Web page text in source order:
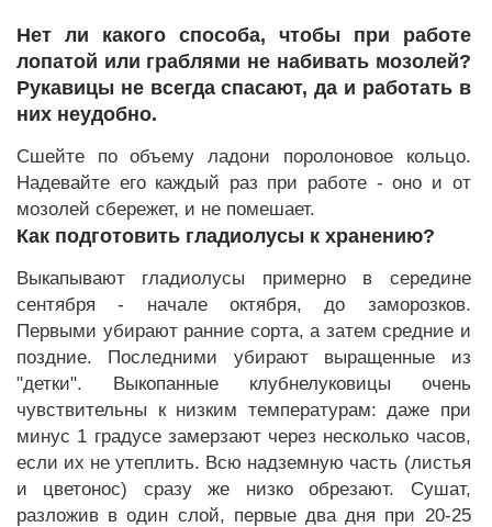
Нет ли какого способа, чтобы при работе
лопатой или граблями не набивать мозолей?
Рукавицы не всегда спасают, да и работать в
них неудобно.
Сшейте по объему ладони поролоновое кольцо.
Надевайте его каждый раз при работе - оно и от
мозолей сбережет, и не помешает.
Как подготовить гладиолусы к хранению?
Выкапывают гладиолусы примерно в середине
сентября - начале октября, до заморозков.
Первыми убирают ранние сорта, а затем средние и
поздние. Последними убирают выращенные из
"детки". Выкопанные клубнелуковицы очень
чувствительны к низким температурам: даже при
минус 1 градусе замерзают через несколько часов,
если их не утеплить. Всю надземную часть (листья
и цветонос) сразу же низко обрезают. Сушат,
разложив в один слой, первые два дня при 20-25